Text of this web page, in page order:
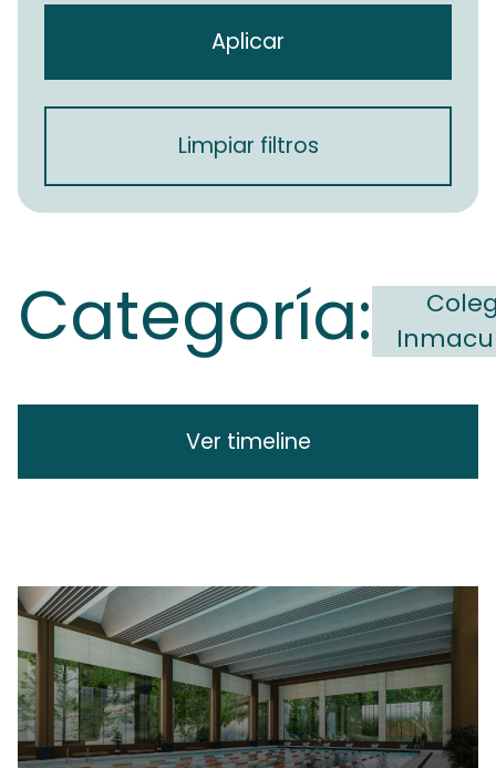
Aplicar
Limpiar filtros
Categoría:
Ver timeline